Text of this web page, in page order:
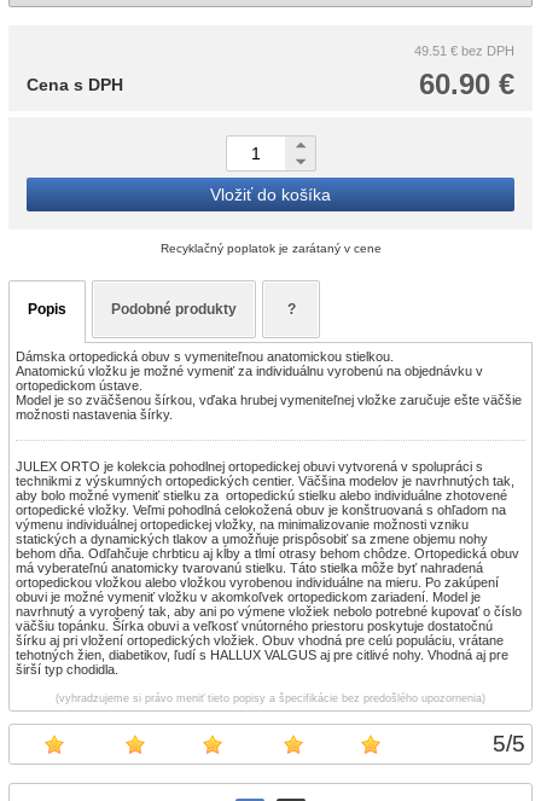
5/5
49.51 € bez DPH
60.90 €
Cena s DPH
Vložiť do košíka
Recyklačný poplatok je zarátaný v cene
Popis Podobné produkty ?
Dámska ortopedická obuv s vymeniteľnou anatomickou stielkou.
Anatomickú vložku je možné vymeniť za individuálnu vyrobenú na objednávku v
ortopedickom ústave.
Model je so zväčšenou šírkou, vďaka hrubej vymeniteľnej vložke zaručuje ešte väčšie
možnosti nastavenia šírky.
JULEX ORTO je kolekcia pohodlnej ortopedickej obuvi vytvorená v spolupráci s
technikmi z výskumných ortopedických centier. Väčšina modelov je navrhnutých tak,
aby bolo možné vymeniť stielku za ortopedickú stielku alebo individuálne zhotovené
ortopedické vložky. Veľmi pohodlná celokožená obuv je konštruovaná s ohľadom na
výmenu individuálnej ortopedickej vložky, na minimalizovanie možnosti vzniku
statických a dynamických tlakov a umožňuje prispôsobiť sa zmene objemu nohy
behom dňa. Odľahčuje chrbticu aj kĺby a tlmí otrasy behom chôdze. Ortopedická obuv
má vyberateľnú anatomicky tvarovanú stielku. Táto stielka môže byť nahradená
ortopedickou vložkou alebo vložkou vyrobenou individuálne na mieru. Po zakúpení
obuvi je možné vymeniť vložku v akomkoľvek ortopedickom zariadení. Model je
navrhnutý a vyrobený tak, aby ani po výmene vložiek nebolo potrebné kupovať o číslo
väčšiu topánku. Šírka obuvi a veľkosť vnútorného priestoru poskytuje dostatočnú
šírku aj pri vložení ortopedických vložiek. Obuv vhodná pre celú populáciu, vrátane
tehotných žien, diabetikov, ľudí s HALLUX VALGUS aj pre citlivé nohy. Vhodná aj pre
širší typ chodidla.
(vyhradzujeme si právo meniť tieto popisy a špecifikácie bez predošlého upozornenia)